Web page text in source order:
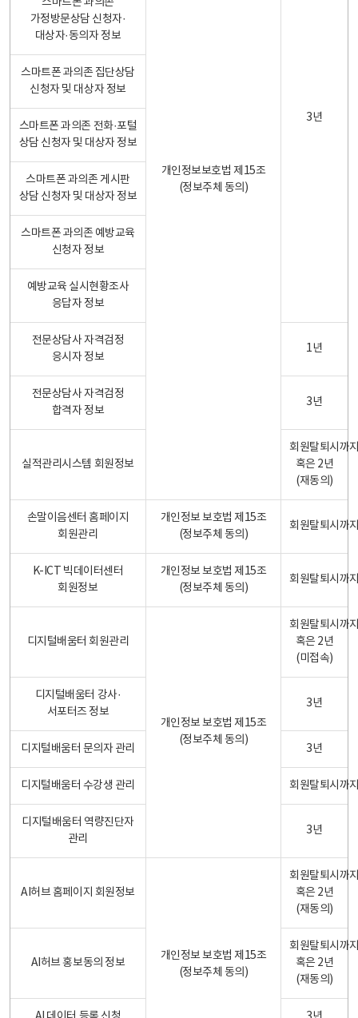
개인정보보호법 제15조
(정보주체 동의)
3년
가정방문상담 신청자·
대상자·동의자 정보
스마트폰 과의존 집단상담
신청자 및 대상자 정보
스마트폰 과의존 전화·포털
상담 신청자 및 대상자 정보
스마트폰 과의존 게시판
상담 신청자 및 대상자 정보
스마트폰 과의존 예방교육
신청자 정보
예방교육 실시현황조사
응답자 정보
전문상담사 자격검정
응시자 정보
1년
전문상담사 자격검정
합격자 정보
3년
실적관리시스템 회원정보
회원탈퇴시까
혹은 2년
(재동의)
손말이음센터 홈페이지
회원관리
개인정보 보호법 제15조
(정보주체 동의)
회원탈퇴시까
K-ICT 빅데이터센터
회원정보
개인정보 보호법 제15조
(정보주체 동의)
회원탈퇴시까
디지털배움터 회원관리
개인정보 보호법 제15조
(정보주체 동의)
회원탈퇴시까
혹은 2년
(미접속)
디지털배움터 강사·
서포터즈 정보
3년
디지털배움터 문의자 관리 3년
디지털배움터 수강생 관리 회원탈퇴시까
디지털배움터 역량진단자
관리
3년
AI허브 홈페이지 회원정보
개인정보 보호법 제15조
(정보주체 동의)
회원탈퇴시까
혹은 2년
(재동의)
AI허브 홍보동의 정보
회원탈퇴시까
혹은 2년
(재동의)